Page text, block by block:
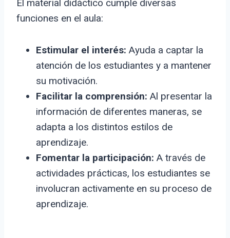
El material didáctico cumple diversas
funciones en el aula:
Estimular el interés: Ayuda a captar la
atención de los estudiantes y a mantener
su motivación.
Facilitar la comprensión: Al presentar la
información de diferentes maneras, se
adapta a los distintos estilos de
aprendizaje.
Fomentar la participación: A través de
actividades prácticas, los estudiantes se
involucran activamente en su proceso de
aprendizaje.